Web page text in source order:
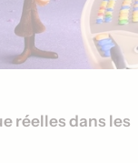
réelles dans les